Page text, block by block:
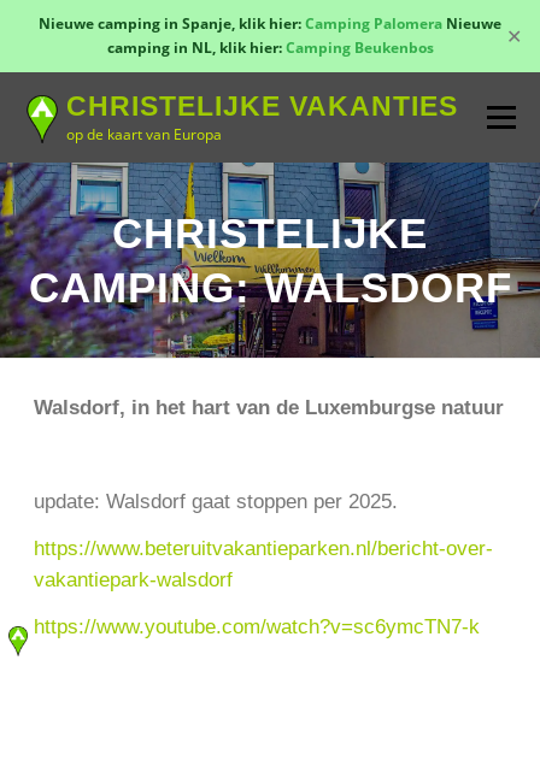
Nieuwe camping in Spanje, klik hier:Camping Palomera Nieuwe
camping in NL, klik hier:Camping Beukenbos ✕
inhoud
CHRISTELIJKE VAKANTIES
op de kaart van Europa
Menu
TOON KAART! LANDEN CONTACT
AANMELDEN GROEPSREIZEN KAMPEN
CHRISTELIJKE
CAMPING: WALSDORF
Walsdorf, in het hart van de Luxemburgse natuur
update: Walsdorf gaat stoppen per 2025.
https://www.beteruitvakantieparken.nl/bericht-over-
vakantiepark-walsdorf
https://www.youtube.com/watch?v=sc6ymcTN7-k